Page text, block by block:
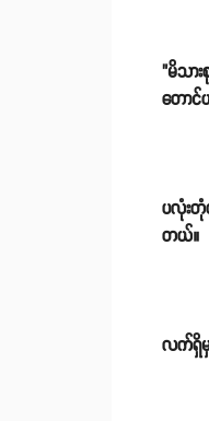
"မိသာ
တောင်
ပလုံးတုံ
တယ်။
လက်ရှိမှ